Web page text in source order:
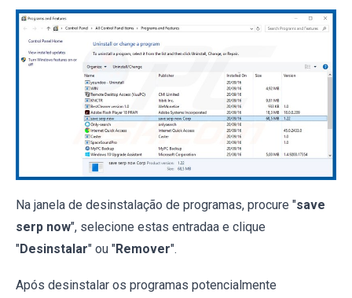
Na janela de desinstalação de programas, procure "save
serp now", selecione estas entradaa e clique
"Desinstalar" ou "Remover".
Após desinstalar os programas potencialmente